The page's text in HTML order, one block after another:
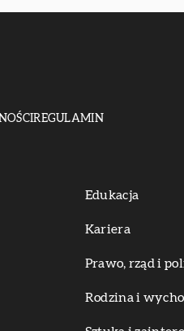
REGULAMIN
Edukacja
Kariera
Prawo, rząd i
Rodzina i